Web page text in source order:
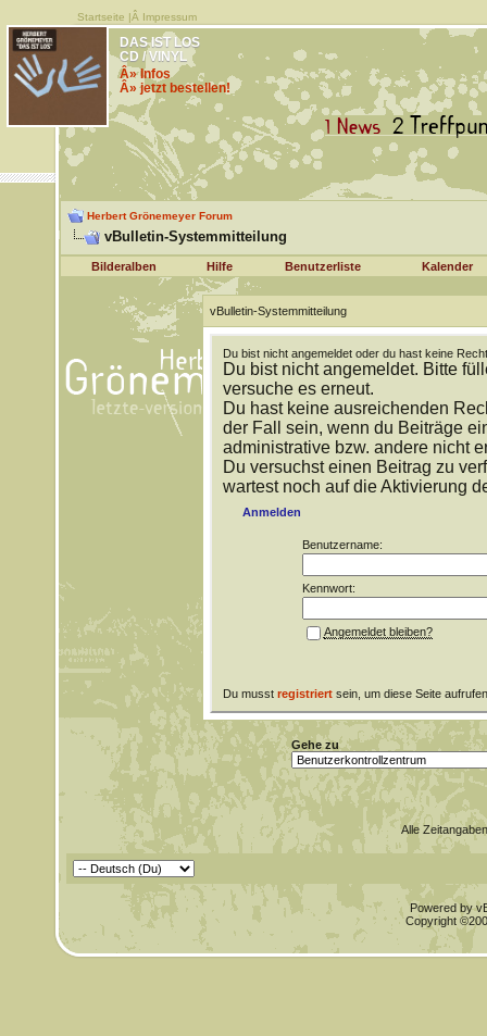
Startseite |Â Impressum
DAS IST LOS
CD / VINYL
Â» Infos
Â» jetzt bestellen!
Herbert Grönemeyer Forum
vBulletin-Systemmitteilung
Bilderalben Hilfe Benutzerliste Kalender
vBulletin-Systemmitteilung
Du bist nicht angemeldet oder du hast keine
Du bist nicht angemeldet. Bitte
versuche es erneut.
Du hast keine ausreichenden
der Fall sein, wenn du Beiträge
administrative bzw. andere nicht
Du versuchst einen Beitrag zu
wartest noch auf die Aktivierung
Anmelden
Benutzername:
Kennwort:
Angemeldet bleiben?
Du musst registriertsein, um diese Seite
Gehe zu
Alle
Powered by
Copyright